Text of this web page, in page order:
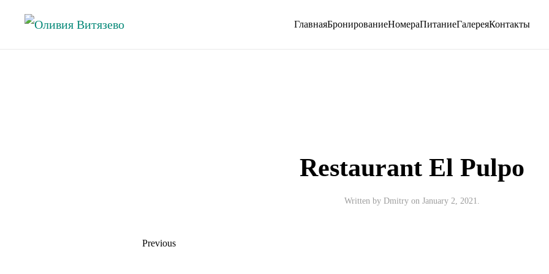
ГлавнаяБронированиеНомераПитаниеГалереяКонтакты
Restaurant El Pulpo
Written by Dmitryon January 2, 2021.
Previous